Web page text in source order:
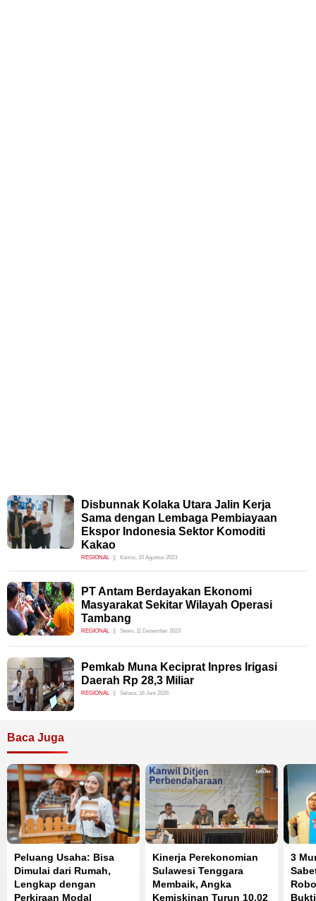
Disbunnak Kolaka Utara Jalin Kerja
Sama dengan Lembaga Pembiayaan
Ekspor Indonesia Sektor Komoditi
Kakao
REGIONAL Kamis, 10 Agustus 2023
PT Antam Berdayakan Ekonomi
Masyarakat Sekitar Wilayah Operasi
Tambang
REGIONAL Senin, 11 Desember 2023
Pemkab Muna Keciprat Inpres Irigasi
Daerah Rp 28,3 Miliar
REGIONAL Selasa, 16 Juni 2026
Baca Juga
Peluang Usaha: Bisa
Dimulai dari Rumah,
Lengkap dengan
Perkiraan Modal
Kinerja Perekonomian
Sulawesi Tenggara
Membaik, Angka
Kemiskinan Turun 10,02
3